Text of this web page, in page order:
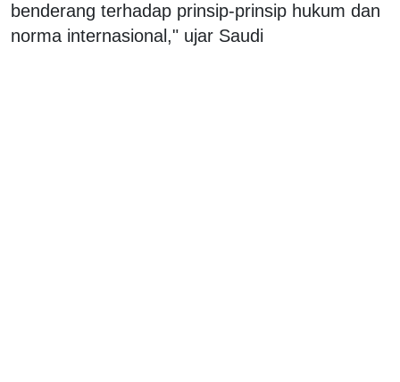
benderang terhadap prinsip-prinsip hukum dan
norma internasional," ujar Saudi